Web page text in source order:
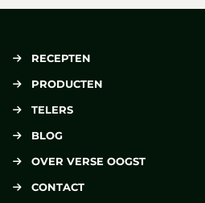
RECEPTEN
PRODUCTEN
TELERS
BLOG
OVER VERSE OOGST
CONTACT